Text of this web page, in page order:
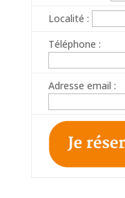
Localité :
Téléphone :
Adresse email :